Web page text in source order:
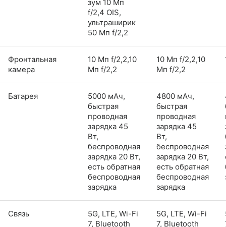
зум 10 Мп
f/2,4 OIS,
ультраширик
50 Мп f/2,2
Фронтальная
камера
10 Мп f/2,2,10
Мп f/2,2
10 Мп f/2,2,10
Мп f/2,2
Батарея
5000 мАч,
быстрая
проводная
зарядка 45
Вт,
беспроводная
зарядка 20 Вт,
есть обратная
беспроводная
зарядка
4800 мАч,
быстрая
проводная
зарядка 45
Вт,
беспроводная
зарядка 20 Вт,
есть обратная
беспроводная
зарядка
Связь
5G, LTE, Wi-Fi
7, Bluetooth
5G, LTE, Wi-Fi
7, Bluetooth